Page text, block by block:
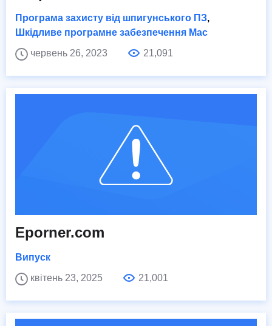
Програма захисту від шпигунського ПЗ,
Шкідливе програмне забезпечення Mac
червень 26, 2023
21,091
Eporner.com
Випуск
квітень 23, 2025
21,001